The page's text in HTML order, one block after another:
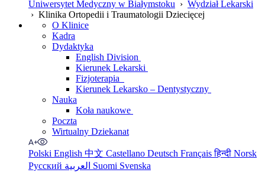
Uniwersytet Medyczny w Białymstoku › Wydział Lekarski
› Klinika Ortopedii i Traumatologii Dziecięcej
O Klinice
Kadra
Dydaktyka
English Division
Kierunek Lekarski
Fizjoterapia
Kierunek Lekarsko – Dentystyczny
Nauka
Koła naukowe
Poczta
Wirtualny Dziekanat
Polski English 中文 Castellano Deutsch Françaisहिन्दी Norsk
Русский
Suomi Svenska